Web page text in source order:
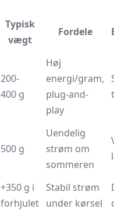
Typisk
vægt
Fordele
200-
400 g
Høj
energi/gram,
plug-and-
play
500 g
Uendelig
strøm om
sommeren
+350 g i
forhjulet
Stabil strøm
under kørsel